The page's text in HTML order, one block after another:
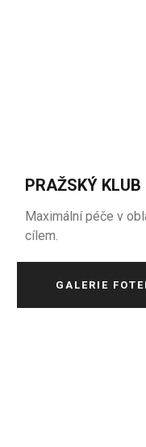
PRAŽSKÝ KLUB
Maximální péče v
cílem.
GALERIE